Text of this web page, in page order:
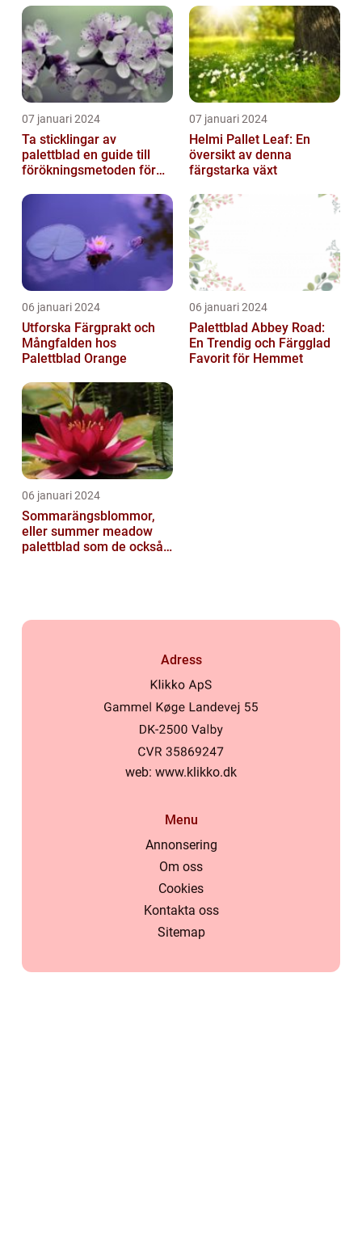
07 januari 2024
Ta sticklingar av
palettblad en guide till
förökningsmetoden för
07 januari 2024
Helmi Pallet Leaf: En
översikt av denna
färgstarka växt
06 januari 2024
Utforska Färgprakt och
Mångfalden hos
Palettblad Orange
06 januari 2024
Palettblad Abbey Road:
En Trendig och Färgglad
Favorit för Hemmet
06 januari 2024
Sommarängsblommor,
eller summer meadow
palettblad som de också
Adress
web: www.klikko.dk
Menu
Annonsering
Om oss
Cookies
Kontakta oss
Sitemap